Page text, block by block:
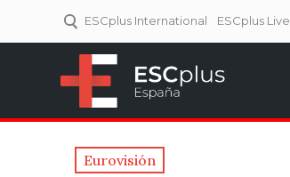
ESCplus International ESCplus Live
Eurovisión